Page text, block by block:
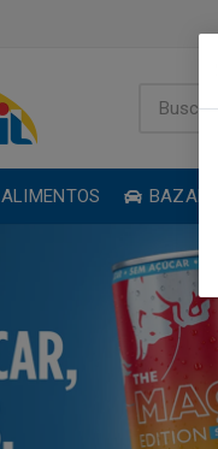
ALIMENTOS BAZAR